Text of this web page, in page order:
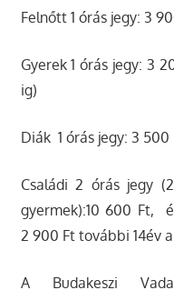
Felnőtt 1 órás jegy: 3
Gyerek 1 órás jegy: 3
ig)
Diák 1 órás jegy: 3 500
Családi 2 órás jegy
gyermek):10 600 Ft,
2 900 Ft további 14év
A Budakeszi